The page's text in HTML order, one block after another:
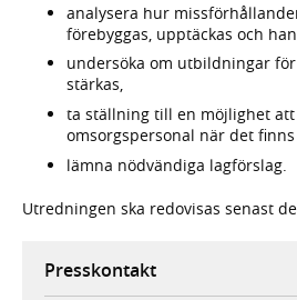
analysera hur
förebyggas, upptäckas och
undersöka om utbildningar
stärkas,
ta ställning till en möjlighet att
omsorgspersonal när det
lämna nödvändiga lagförslag.
Utredningen ska redovisas senast
Presskontakt